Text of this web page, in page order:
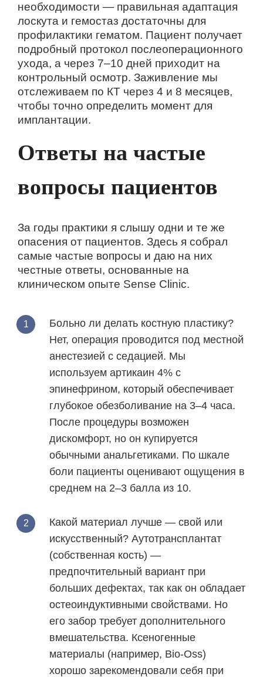
необходимости — правильная адаптация
лоскута и гемостаз достаточны для
профилактики гематом. Пациент получает
подробный протокол послеоперационного
ухода, а через 7–10 дней приходит на
контрольный осмотр. Заживление мы
отслеживаем по КТ через 4 и 8 месяцев,
чтобы точно определить момент для
имплантации.
Ответы на частые
вопросы пациентов
За годы практики я слышу одни и те же
опасения от пациентов. Здесь я собрал
самые частые вопросы и даю на них
честные ответы, основанные на
клиническом опыте Sense Clinic.
Больно ли делать костную пластику?
Нет, операция проводится под местной
анестезией с седацией. Мы
используем артикаин 4% с
эпинефрином, который обеспечивает
глубокое обезболивание на 3–4 часа.
После процедуры возможен
дискомфорт, но он купируется
обычными анальгетиками. По шкале
боли пациенты оценивают ощущения в
среднем на 2–3 балла из 10.
Какой материал лучше — свой или
искусственный? Аутотрансплантат
(собственная кость) —
предпочтительный вариант при
больших дефектах, так как он обладает
остеоиндуктивными свойствами. Но
его забор требует дополнительного
вмешательства. Ксеногенные
материалы (например, Bio-Oss)
хорошо зарекомендовали себя при